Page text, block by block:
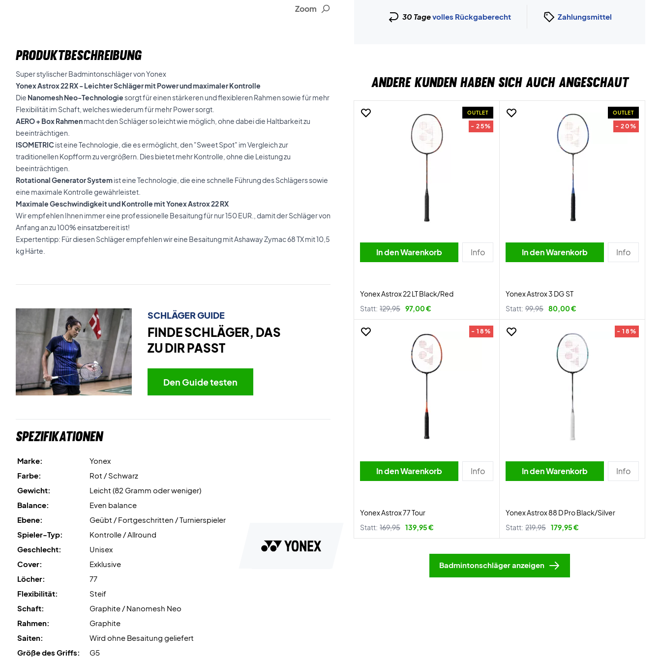
Zoom
PRODUKTBESCHREIBUNG
Super stylischer Badmintonschläger von Yonex
Yonex Astrox 22 RX - Leichter Schläger mit Power und maximaler Kontrolle
Die Nanomesh Neo-Technologie sorgt für einen stärkeren und flexibleren Rahmen sowie für mehr
Flexibilität im Schaft, welches wiederum für mehr Power sorgt.
AERO + Box Rahmenmacht den Schläger so leicht wie möglich, ohne dabei die Haltbarkeit zu
beeinträchtigen.
ISOMETRIC ist eine Technologie, die es ermöglicht, den "Sweet Spot" im Vergleich zur
traditionellen Kopfform zu vergrößern. Dies bietet mehr Kontrolle, ohne die Leistung zu
beeinträchtigen.
Rotational Generator Systemist eine Technologie, die eine schnelle Führung des Schlägers sowie
eine maximale Kontrolle gewährleistet.
Maximale Geschwindigkeit und Kontrolle mit Yonex Astrox 22 RX
Wir empfehlen Ihnen immer eine professionelle Besaitung für nur 150 EUR., damit der Schläger von
Anfang an zu 100% einsatzbereit ist!
Expertentipp: Für diesen Schläger empfehlen wir eine Besaitung mit Ashaway Zymac 68 TX mit 10,5
kg Härte.
SCHLÄGER GUIDE
FINDE SCHLÄGER, DAS
ZU DIR PASST
Den Guide testen
Spezifikationen
Marke:
Yonex
Farbe:
Rot / Schwarz
Gewicht:
Leicht (82 Gramm oder weniger)
Balance:
Even balance
Ebene:
Geübt / Fortgeschritten / Turnierspieler
Spieler-Typ:
Kontrolle / Allround
Geschlecht:
Unisex
Cover:
Exklusive
Löcher:
77
Flexibilität:
Steif
Schaft:
Graphite / Nanomesh Neo
Rahmen:
Graphite
Saiten:
Wird ohne Besaitung geliefert
Größe des Griffs:
G5
30 Tagevolles Rückgaberecht Zahlungsmittel
ANDERE KUNDEN HABEN SICH AUCH ANGESCHAUT
OUTLET
- 25%
In den Warenkorb Info
Yonex Astrox 22 LT Black/Red
Statt: 129,95 97,00 €
OUTLET
- 20%
In den Warenkorb Info
Yonex Astrox 3 DG ST
Statt: 99,95 80,00 €
- 18%
In den Warenkorb Info
Yonex Astrox 77 Tour
Statt: 169,95 139,95 €
- 18%
In den Warenkorb Info
Yonex Astrox 88 D Pro Black/Silver
Statt: 219,95 179,95 €
Badmintonschläger anzeigen